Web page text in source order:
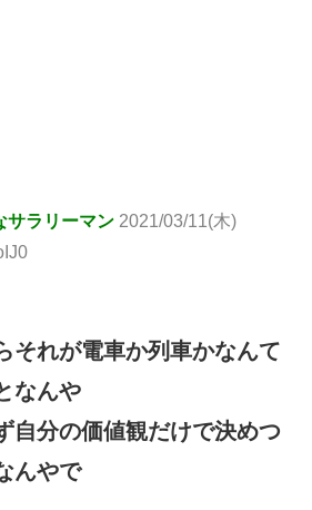
サラリーマン 2021/03/11(木)
それが電車か列車かなんて
なんや
自分の価値観だけで決めつ
んやで